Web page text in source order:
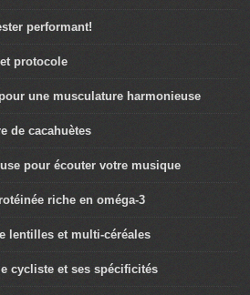
performant!
protocole
une musculature harmonieuse
de cacahuètes
pour écouter votre musique
riche en oméga-3
lentilles et multi-céréales
cycliste et ses spécificités